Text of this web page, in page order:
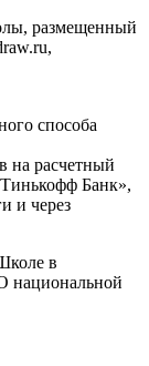
размещенный
способа
на расчетный
Банк»,
и через
в
национальной